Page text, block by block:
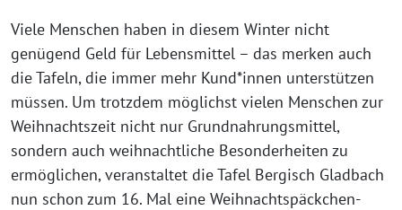
Viele Menschen haben in diesem Winter nicht
genügend Geld für Lebensmittel – das merken auch
die Tafeln, die immer mehr Kund*innen unterstützen
müssen. Um trotzdem möglichst vielen Menschen zur
Weihnachtszeit nicht nur Grundnahrungsmittel,
sondern auch weihnachtliche Besonderheiten zu
ermöglichen, veranstaltet die Tafel Bergisch Gladbach
nun schon zum 16. Mal eine Weihnachtspäckchen-